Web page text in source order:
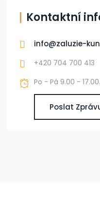
Kontaktní
info@zaluzie-
+420 704 700 413
Po - Pá 9.00 -
Poslat